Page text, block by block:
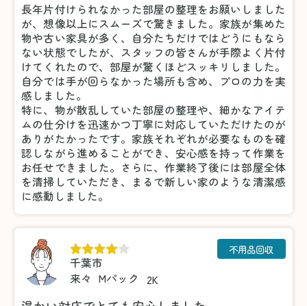
長年片付けられなかった部屋の整理をお願いしました
が、想像以上にスムーズで驚きました。家族が集めた
物や古い家具が多く、自分たちだけではどうにもなら
ない状態でしたが、スタッフの皆さんが手際よく片付
けてくれたので、部屋が驚くほどスッキリしました。
自分では手が回らなかった場所も含め、プロの力を実
感しました。
特に、物が散乱していた部屋の整理や、細かなアイテ
ムの仕分けを迅速かつ丁寧に対応していただけたのが
ありがたかったです。家族それぞれが必要なものを確
認しながら進めることができ、安心感を持って作業を
お任せできました。さらに、作業終了後には部屋全体
を清掃していただき、まるで新しい家のような清潔感
に感動しました。
千葉市
来々 Mパック 2K
不用品回収